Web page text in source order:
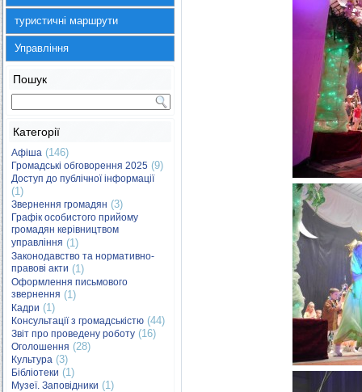
туристичні маршрути
Управління
Пошук
Категорії
Афіша (146)
Громадські обговорення 2025 (9)
Доступ до публічної інформації
(1)
Звернення громадян (3)
Графік особистого прийому
громадян керівництвом
управління (1)
Законодавство та нормативно-
правові акти (1)
Оформлення письмового
звернення (1)
Кадри (1)
Консультації з громадськістю (44)
Звіт про проведену роботу (16)
Оголошення (28)
Культура (3)
Бібліотеки (1)
Музеї. Заповідники (1)